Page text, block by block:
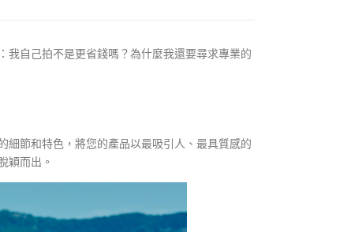
自己拍不是更省錢嗎？為什麼我還要尋求專業的
節和特色，將您的產品以最吸引人、最具質感的
穎而出。